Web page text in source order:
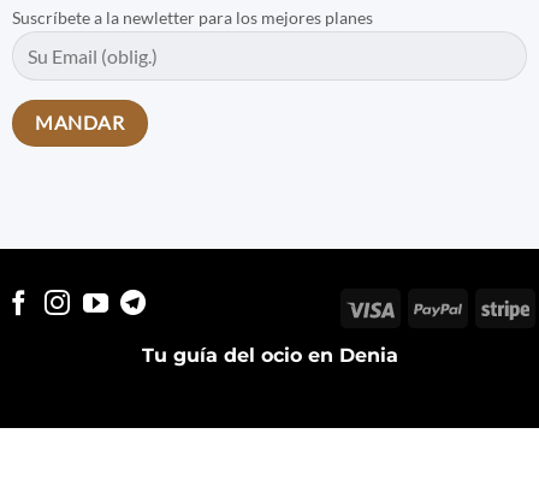
Suscríbete a la newletter para los mejores planes
Tu guía del ocio en Denia
Visa PayPal